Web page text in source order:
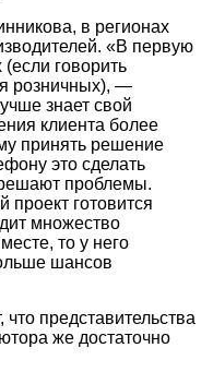
в регионах
«В первую
говорить
розничных), —
знает свой
клиента более
принять решение
это сделать
проблемы.
готовится
множество
то у него
шансов
представительства
же достаточно